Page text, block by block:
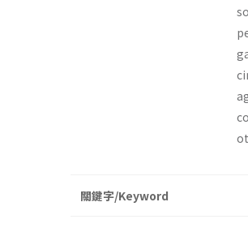
關鍵字/Keyword